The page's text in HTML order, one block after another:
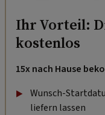
Ihr Vorteil:
kostenlos
15x nach Hause
Wunsch-
liefern lassen